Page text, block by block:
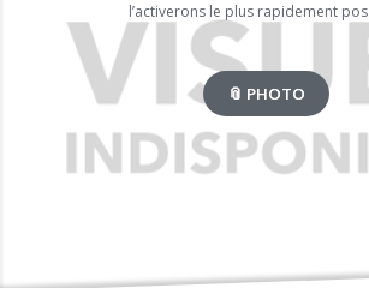
l’activerons le plus rapidement
📎 PHOTO